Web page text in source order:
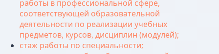
работы в профессиональной сфере,
соответствующей образовательной
деятельности по реализации учебных
предметов, курсов, дисциплин (модулей);
стаж работы по специальности;